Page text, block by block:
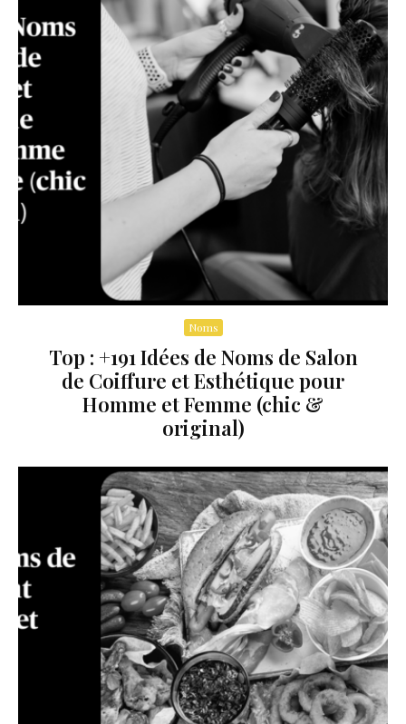
Noms
Top : +191 Idées de Noms de Salon
de Coiffure et Esthétique pour
Homme et Femme (chic &
original)